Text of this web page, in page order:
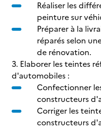
Réaliser les
peinture sur
Préparer à la
réparés selon
de rénovation.
3. Elaborer les teintes
d'automobiles :
Confectionner
constructeurs
Corriger les
constructeurs